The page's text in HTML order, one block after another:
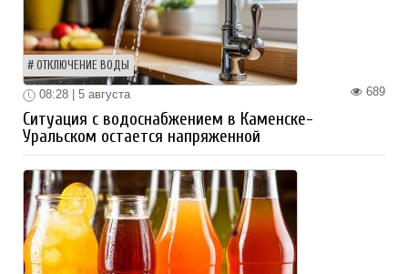
ОТКЛЮЧЕНИЕ ВОДЫ
689
08:28 | 5 августа
Ситуация с водоснабжением в Каменске-
Уральском остается напряженной